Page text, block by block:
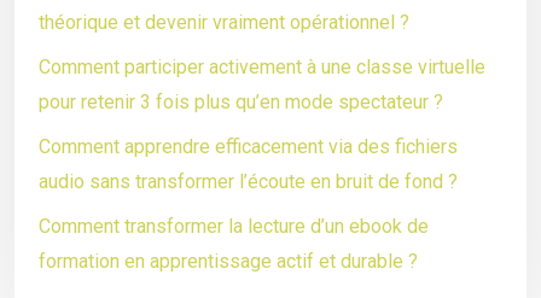
théorique et devenir vraiment opérationnel ?
Comment participer activement à une classe virtuelle
pour retenir 3 fois plus qu’en mode spectateur ?
Comment apprendre efficacement via des fichiers
audio sans transformer l’écoute en bruit de fond ?
Comment transformer la lecture d’un ebook de
formation en apprentissage actif et durable ?